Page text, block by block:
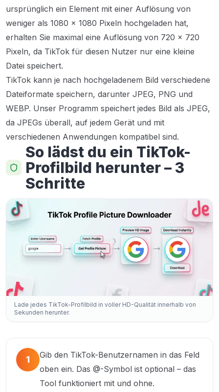
ursprünglich ein Element mit einer Auflösung von
weniger als 1080 x 1080 Pixeln hochgeladen hat,
erhalten Sie maximal eine Auflösung von 720 x 720
Pixeln, da TikTok für diesen Nutzer nur eine kleine
Datei speichert.
TikTok kann je nach hochgeladenem Bild verschiedene
Dateiformate speichern, darunter JPEG, PNG und
WEBP. Unser Programm speichert jedes Bild als JPEG,
da JPEGs überall, auf jedem Gerät und mit
verschiedenen Anwendungen kompatibel sind.
So lädst du ein TikTok-
Profilbild herunter – 3
Schritte
Lade jedes TikTok-Profilbild in voller HD-Qualität innerhalb von
Sekunden herunter.
1
Gib den TikTok-Benutzernamen in das Feld
oben ein. Das @-Symbol ist optional – das
Tool funktioniert mit und ohne.